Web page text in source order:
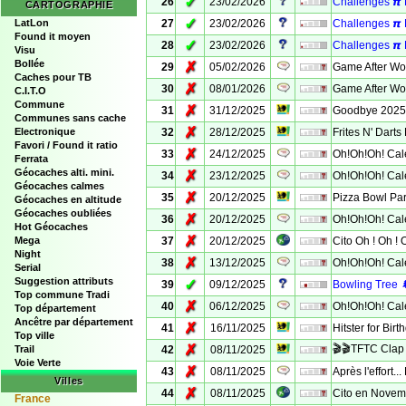
CARTOGRAPHIE
LatLon
Found it moyen
Visu
Bollée
Caches pour TB
C.I.T.O
Commune
Communes sans cache
Electronique
Favori / Found it ratio
Ferrata
Géocaches alti. mini.
Géocaches calmes
Géocaches en altitude
Géocaches oubliées
Hot Géocaches
Mega
Night
Serial
Suggestion attributs
Top commune Tradi
Top département
Ancêtre par département
Top ville
Trail
Voie Verte
Villes
France
27
✓ 23/02/2026
Challenges 𝞹
28
✓ 23/02/2026
Challenges 𝞹
29
✗ 05/02/2026
Game After
30
✗ 08/01/2026
Game After
31
✗ 31/12/2025
Goodbye
32
✗ 28/12/2025
Frites N'
33
✗ 24/12/2025
Oh!Oh!Oh!
34
✗ 23/12/2025
Oh!Oh!Oh!
35
✗ 20/12/2025
Pizza Bowl
36
✗ 20/12/2025
Oh!Oh!Oh!
37
✗ 20/12/2025
Cito Oh ! Oh !
38
✗ 13/12/2025
Oh!Oh!Oh!
39
✓ 09/12/2025
Bowling Tree
40
✗ 06/12/2025
Oh!Oh!Oh!
41
✗ 16/11/2025
Hitster for
42
✗ 08/11/2025
🎬🎬TFTC
43
✗ 08/11/2025
Après
44
✗ 08/11/2025
Cito en